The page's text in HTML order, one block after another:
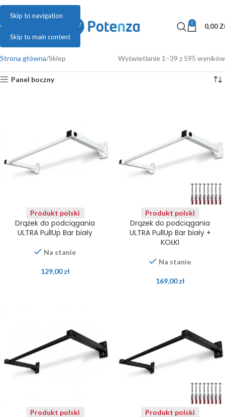
Skip to navigation
Skip to main content
0 0,00
Strona główna Sklep Wyświetlanie 1–39 z 595 wyników
Panel boczny
Produkt polski
Drążek do podciągania
ULTRA PullUp Bar biały
Na stanie
129,00zł
Produkt polski
Drążek do podciągania
ULTRA PullUp Bar biały +
KOŁKI
Na stanie
169,00zł
Produkt polski Produkt polski